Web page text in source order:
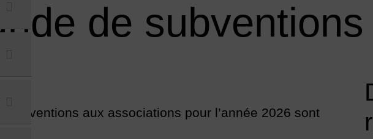
de subventions
subventions aux associations pour l’année 2026 sont